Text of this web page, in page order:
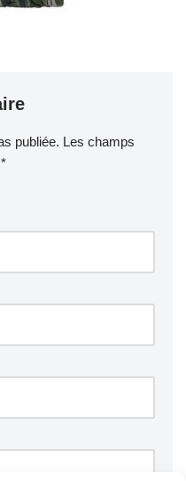
publiée. Les champs
*